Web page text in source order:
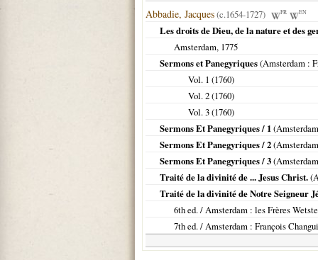
Abbadie, Jacques(c.1654-1727) FR EN
Les droits de Dieu, de la nature et des
Amsterdam, 1775
Sermons et Panegyriques(Amsterdam :
Vol. 1 (1760)
Vol. 2 (1760)
Vol. 3 (1760)
Sermons Et Panegyriques / 1(Amsterdam
Sermons Et Panegyriques / 2(Amsterdam
Sermons Et Panegyriques / 3(Amsterdam
Traité de la divinité de ... Jesus Christ.(
Traité de la divinité de Notre Seigneur
6th ed. /Amsterdam : les Frères
7th ed. /Amsterdam : François